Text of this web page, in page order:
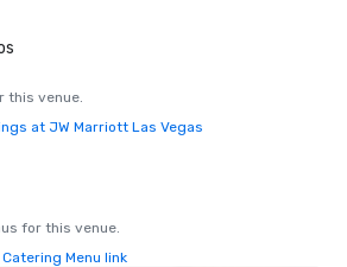
this venue.
at JW Marriott Las Vegas
for this venue.
Menu link